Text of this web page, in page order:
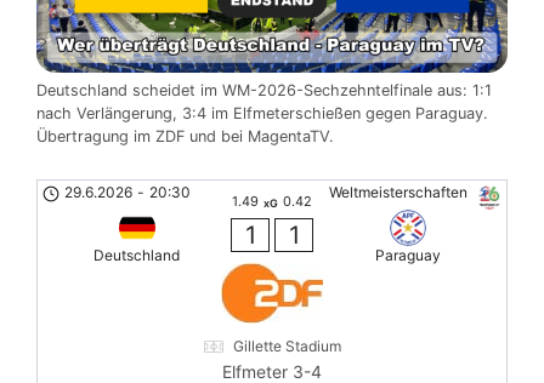
Deutschland scheidet im WM-2026-Sechzehntelfinale aus: 1:1
nach Verlängerung, 3:4 im Elfmeterschießen gegen Paraguay.
Übertragung im ZDF und bei MagentaTV.
Weltmeisterschaften
29.6.2026 - 20:30
Deutschland
1.49 xG 0.42
1 1
Paraguay
Gillette Stadium
Elfmeter 3-4